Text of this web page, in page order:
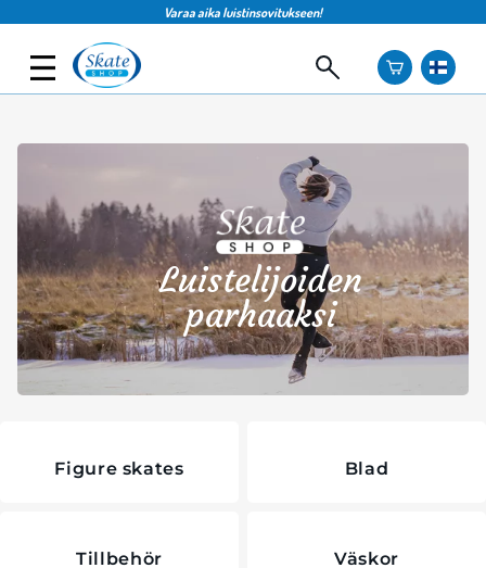
Varaa aika luistinsovitukseen!
Luistelijoiden
parhaaksi
Figure skates Blad
Tillbehör Väskor